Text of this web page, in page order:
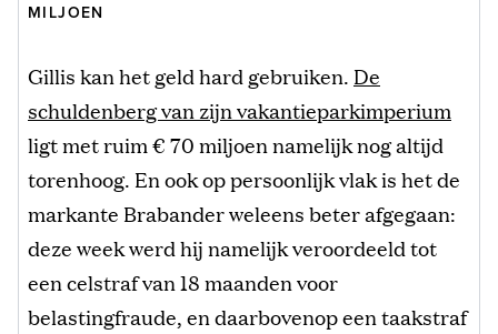
MILJOEN
Gillis kan het geld hard gebruiken. De
schuldenberg van zijn vakantieparkimperium
ligt met ruim € 70 miljoen namelijk nog altijd
torenhoog. En ook op persoonlijk vlak is het de
markante Brabander weleens beter afgegaan:
deze week werd hij namelijk veroordeeld tot
een celstraf van 18 maanden voor
belastingfraude, en daarbovenop een taakstraf